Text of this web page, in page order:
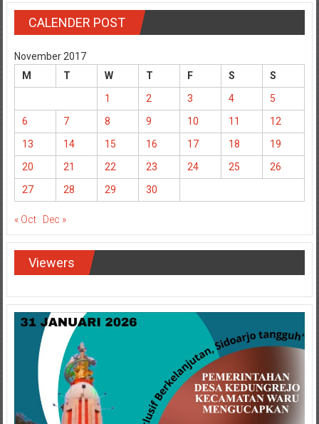
CALENDER POST
November 2017
M
T W T F S
S
1
2 3 4
5
6
7 8 9 10 11
12
13
14 15 16 17 18
19
20
21 22 23 24 25
26
27
28 29 30
« Oct Dec »
Viewers